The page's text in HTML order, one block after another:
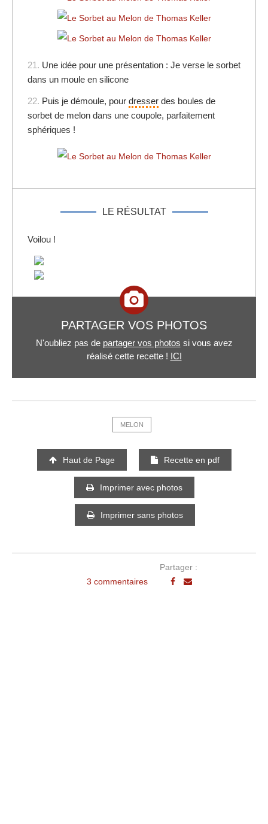
21. Une idée pour une présentation : Je verse le sorbet
dans un moule en silicone
22. Puis je démoule, pour dresser des boules de
sorbet de melon dans une coupole, parfaitement
sphériques !
LE RÉSULTAT
Voilou !
PARTAGER VOS PHOTOS
N'oubliez pas de partager vos photos si vous avez
réalisé cette recette ! ICI
MELON
Haut de Page Recette en pdf
Imprimer avec photos
Imprimer sans photos
3 commentaires
Partager :